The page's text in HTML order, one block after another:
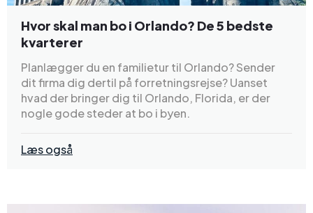
Hvor skal man bo i Orlando? De 5 bedste
kvarterer
Planlægger du en familietur til Orlando? Sender
dit firma dig dertil på forretningsrejse? Uanset
hvad der bringer dig til Orlando, Florida, er der
nogle gode steder at bo i byen.
Læs også